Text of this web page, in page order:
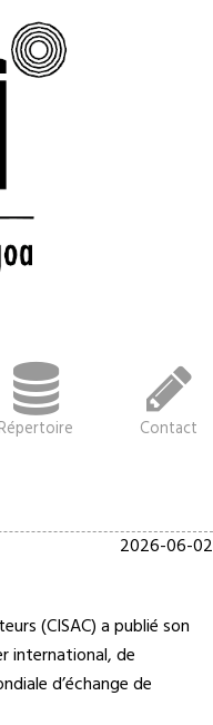
Répertoire Contact
2026-06-02
(CISAC) a publié son
international, de
d’échange de